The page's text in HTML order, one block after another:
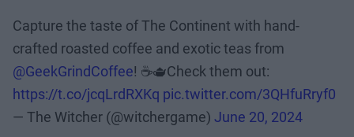
Capture the taste of The Continent with hand-
crafted roasted coffee and exotic teas from
@GeekGrindCoffee! ☕🫖Check them out:
https://t.co/jcqLrdRXKq pic.twitter.com/3QHfuRryf0
— The Witcher (@witchergame) June 20, 2024